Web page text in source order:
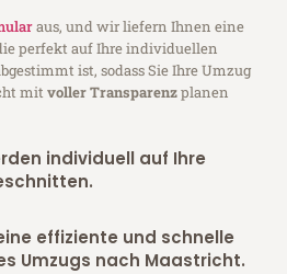
aus, und wir liefern Ihnen eine
perfekt auf Ihre individuellen
ist, sodass Sie Ihre Umzug
mitvoller Transparenzplanen
individuell auf Ihre
effiziente und schnelle
Umzugs nach Maastricht.